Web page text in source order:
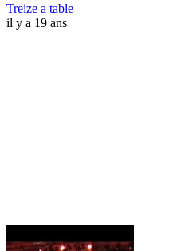
Treize a table
il y a 19 ans